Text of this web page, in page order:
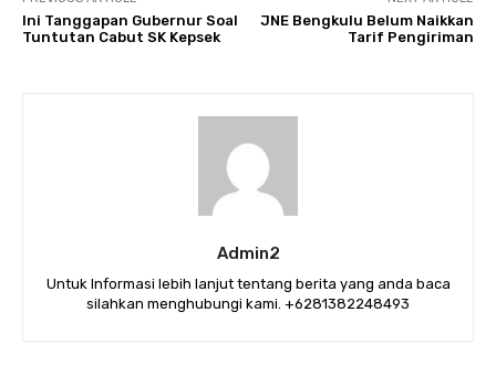
Ini Tanggapan Gubernur Soal
Tuntutan Cabut SK Kepsek
JNE Bengkulu Belum Naikkan
Tarif Pengiriman
Admin2
Untuk Informasi lebih lanjut tentang berita yang anda baca
silahkan menghubungi kami. +6281382248493